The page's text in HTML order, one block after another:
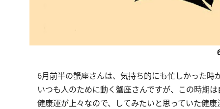
6月前半の蟹座さんは、気持ち的にも忙しかった時
いつも人のために動く蟹座さんですが、この時期
健康運が上々なので、してみたいと思っていた健